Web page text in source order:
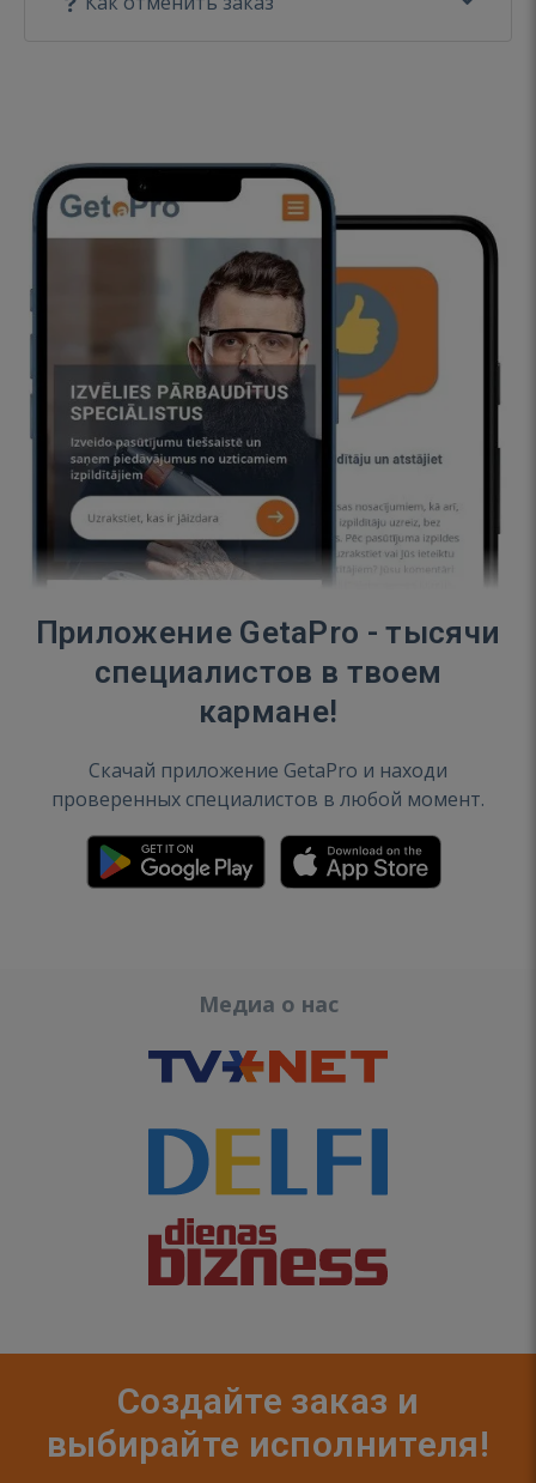
Приложение GetaPro - тысячи
специалистов в твоем
кармане!
Скачай приложение GetaPro и находи
проверенных специалистов в любой момент.
Медиа о нас
Создайте заказ и
выбирайте исполнителя!